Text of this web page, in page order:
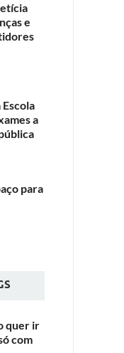
e
a
para
quer ir
com